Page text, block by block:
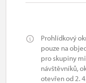
Prohlídkový
pouze na
pro skupiny
návštěvníků,
otevřen od 2.